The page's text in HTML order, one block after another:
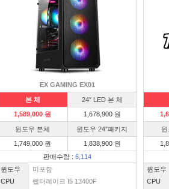
EX GAMING EX01
본 체
24″ LED 본 체
1,589,000 원
1,678,900 원
윈도우 본체
윈도우 24″패키지
1,749,000 원
1,838,900 원
판매수량 : 6,114
윈도우
미포함
CPU
랩터레이크 I5 13400F
윈도우
CPU